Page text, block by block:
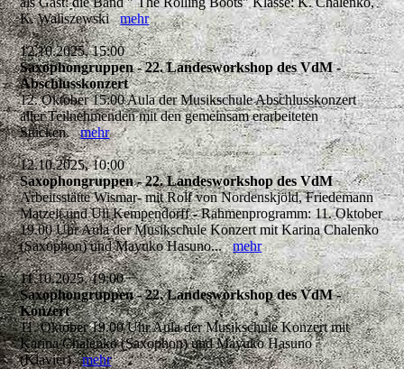
K. Waliszewskimehr
12.10.2025, 15:00
Saxophongruppen - 22. Landesworkshop des VdM -
Abschlusskonzert
12. Oktober 15:00 Aula der Musikschule Abschlusskonzert
aller Teilnehmenden mit den gemeinsam erarbeiteten
Stücken.mehr
12.10.2025, 10:00
Saxophongruppen - 22. Landesworkshop des VdM
Arbeitsstätte Wismar- mit Rolf von Nordenskjöld, Friedemann
Matzeit und Uli Kempendorff - Rahmenprogramm: 11. Oktober
19.00 Uhr Aula der Musikschule Konzert mit Karina Chalenko
(Saxophon) und Mayuko Hasuno...mehr
11.10.2025, 19:00
Saxophongruppen - 22. Landesworkshop des VdM -
Konzert
11. Oktober 19.00 Uhr Aula der Musikschule Konzert mit
Karina Chalenko (Saxophon) und Mayuko Hasuno
(Klavier)mehr